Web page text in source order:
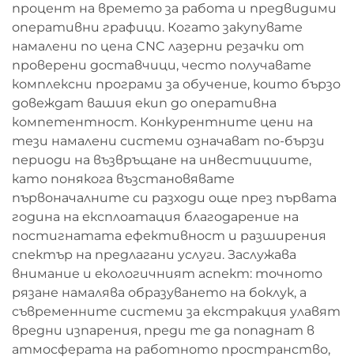
процент на времето за работа и предвидими
оперативни графици. Когато закупувате
намалени по цена CNC лазерни резачки от
проверени доставчици, често получавате
комплексни програми за обучение, които бързо
довеждат вашия екип до оперативна
компетентност. Конкурентните цени на
тези намалени системи означават по-бързи
периоди на възвръщане на инвестициите,
като понякога възстановявате
първоначалните си разходи още през първата
година на експлоатация благодарение на
постигнатата ефективност и разширения
спектър на предлагани услуги. Заслужава
внимание и екологичният аспект: точното
рязане намалява образуването на боклук, а
съвременните системи за екстракция улавят
вредни изпарения, преди те да попаднат в
атмосферата на работното пространство,